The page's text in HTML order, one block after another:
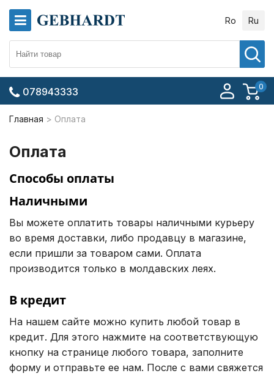
Ro Ru
0
078943333
Главная Оплата
Оплата
Способы оплаты
Наличными
Вы можете оплатить товары наличными курьеру
во время доставки, либо продавцу в магазине,
если пришли за товаром сами. Оплата
производится только в молдавских леях.
В кредит
На нашем сайте можно купить любой товар в
кредит. Для этого нажмите на соответствующую
кнопку на странице любого товара, заполните
форму и отправьте ее нам. После с вами свяжется